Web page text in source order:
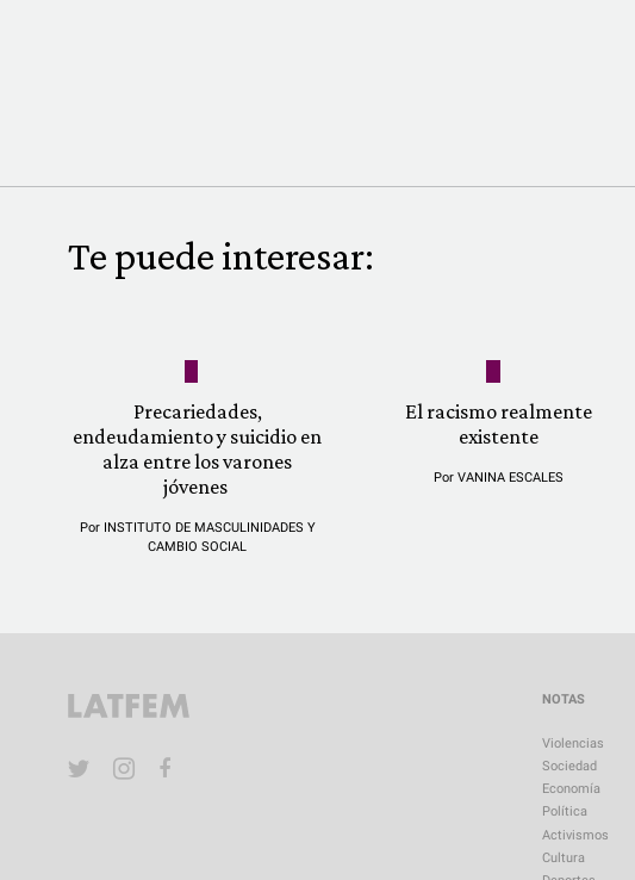
Te puede interesar:
Precariedades,
endeudamiento y suicidio en
alza entre los varones
jóvenes
Por INSTITUTO DE MASCULINIDADES Y
CAMBIO SOCIAL
El racismo realmente
existente
PorVANINA ESCALES
NOTAS
Violencias
Sociedad
Economía
Política
Activismos
Cultura